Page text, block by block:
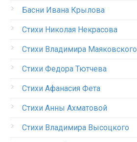
Басни Ивана Крылова
Стихи Николая Некрасова
Стихи Владимира Маяковского
Стихи Федора Тютчева
Стихи Афанасия Фета
Стихи Анны Ахматовой
Стихи Владимира Высоцкого